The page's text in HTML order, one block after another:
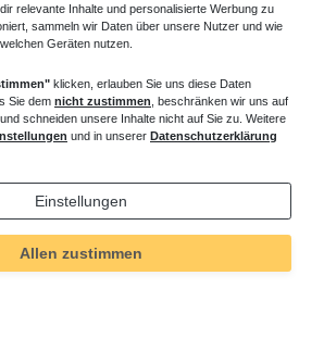
relevante Inhalte und personalisierte Werbung zu
sammeln wir Daten über unsere Nutzer und wie
Geräten nutzen.
klicken, erlauben Sie uns diese Daten
Sie dem nicht zustimmen , beschränken wir uns auf
schneiden unsere Inhalte nicht auf Sie zu. Weitere
und in unserer Datenschutzerklärung
Einstellungen
Allen zustimmen